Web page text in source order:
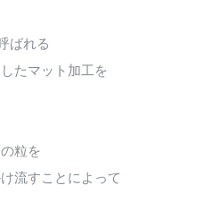
ばれる
たマット加工を
粒を
流すことによって